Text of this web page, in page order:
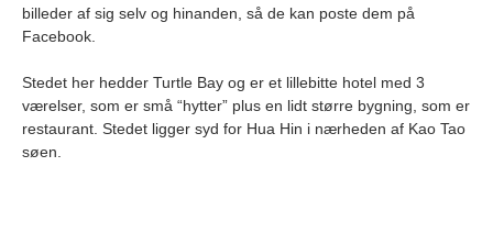
billeder af sig selv og hinanden, så de kan poste dem på
Facebook.
Stedet her hedder Turtle Bay og er et lillebitte hotel med 3
værelser, som er små “hytter” plus en lidt større bygning, som er
restaurant. Stedet ligger syd for Hua Hin i nærheden af Kao Tao
søen.